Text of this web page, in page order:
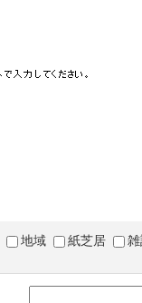
地域 紙芝居